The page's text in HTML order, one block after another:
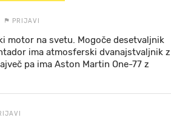
PRIJAVI
motor na svetu. Mogoče desetvaljnik
ima atmosferski dvanajstvaljnik z
pa ima Aston Martin One-77 z